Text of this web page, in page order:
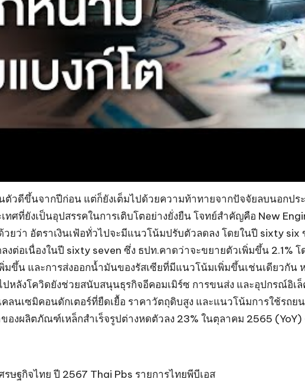
วดีขึ้นจากปีก่อน แต่ก็ยังเต็มไปด้วยความท้าทายจากปัจจัยลบนอกป
ทศที่ยังเป็นอุปสรรคในการเติบโตอย่างยั่งยืน โจทย์สำคัญคือ New
ว่า อัตราเงินเฟ้อทั่วไปจะมีแนวโน้มปรับตัวลดลง โดยในปี sixty six
งต่อเนื่องในปี sixty seven ซึ่ง ธปท.คาดว่าจะขยายตัวเพิ่มขึ้น
น และการส่งออกน้ำมันของรัสเซียที่มีแนวโน้มเพิ่มขึ้นเช่นเดียวกัน
หลังโควิดยังช่วยสนับสนุนธุรกิจอีคอมเมิร์ซ การขนส่ง และอุปกรณ์อิเ
นเซมิคอนดักเตอร์ที่ยืดเยื้อ ราคาวัตถุดิบสูง และแนวโน้มการใช้รถ
องผลิตภัณฑ์เหล็กสำเร็จรูปต่างหดตัวลง 23% ในตุลาคม 2565
ฐกิจไทย ปี 2567 Thai Pbs รายการไทยพีบีเอส